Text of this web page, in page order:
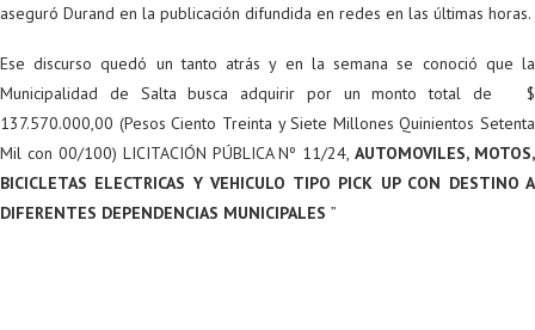
aseguró Durand en la publicación difundida en redes en las últimas horas.
Ese discurso quedó un tanto atrás y en la semana se conoció que la
Municipalidad de Salta busca adquirir por un monto total de $
137.570.000,00 (Pesos Ciento Treinta y Siete Millones Quinientos Setenta
Mil con 00/100) LICITACIÓN PÚBLICA Nº 11/24,AUTOMOVILES, MOTOS,
BICICLETAS ELECTRICAS Y VEHICULO TIPO PICK UP CON DESTINO A
DIFERENTES DEPENDENCIAS MUNICIPALES ”